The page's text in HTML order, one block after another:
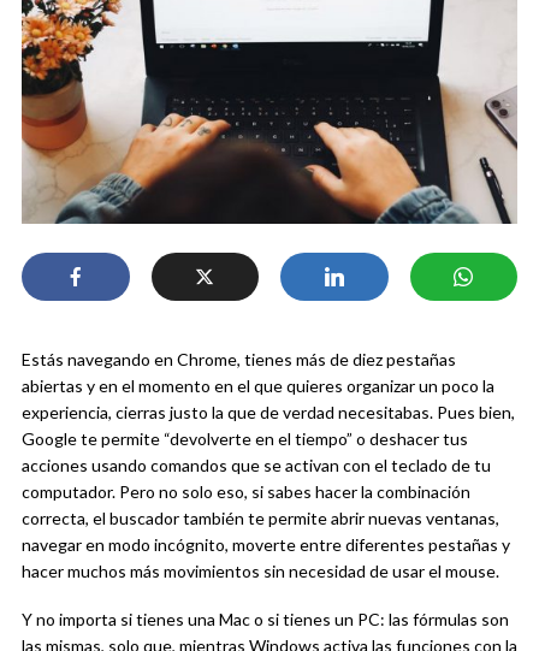
Estás navegando en Chrome, tienes más de diez pestañas
abiertas y en el momento en el que quieres organizar un poco la
experiencia, cierras justo la que de verdad necesitabas. Pues bien,
Google te permite “devolverte en el tiempo” o deshacer tus
acciones usando comandos que se activan con el teclado de tu
computador. Pero no solo eso, si sabes hacer la combinación
correcta, el buscador también te permite abrir nuevas ventanas,
navegar en modo incógnito, moverte entre diferentes pestañas y
hacer muchos más movimientos sin necesidad de usar el mouse.
Y no importa si tienes una Mac o si tienes un PC: las fórmulas son
las mismas, solo que, mientras Windows activa las funciones con la